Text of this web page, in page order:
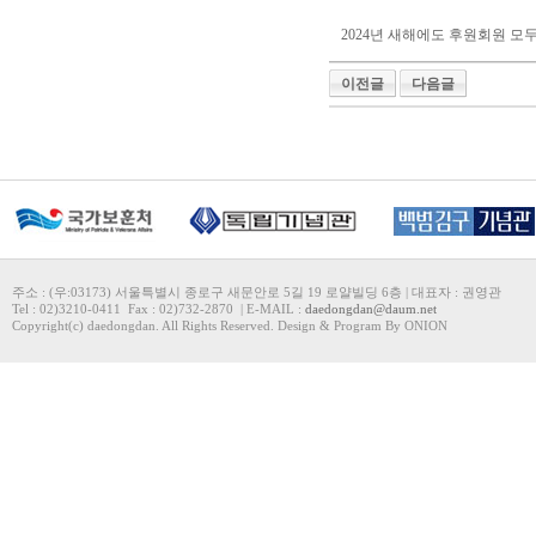
2024년 새해에도 후원회원 모
이전글 다음글
주소 : (우:03173) 서울특별시 종로구 새문안로 5길 19 로얄빌딩 6층 | 대표자 : 권영관
Tel : 02)3210-0411 Fax : 02)732-2870 | E-MAIL : daedongdan@daum.net
Copyright(c) daedongdan. All Rights Reserved. Design & Program By ONION